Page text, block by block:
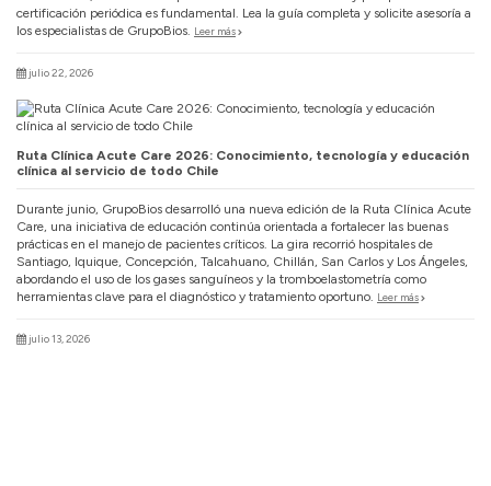
certificación periódica es fundamental. Lea la guía completa y solicite asesoría a
los especialistas de GrupoBios. Leer más
julio 22, 2026
Ruta Clínica Acute Care 2026: Conocimiento, tecnología y educación
clínica al servicio de todo Chile
Durante junio, GrupoBios desarrolló una nueva edición de la Ruta Clínica Acute
Care, una iniciativa de educación continúa orientada a fortalecer las buenas
prácticas en el manejo de pacientes críticos. La gira recorrió hospitales de
Santiago, Iquique, Concepción, Talcahuano, Chillán, San Carlos y Los Ángeles,
abordando el uso de los gases sanguíneos y la tromboelastometría como
herramientas clave para el diagnóstico y tratamiento oportuno. Leer más
julio 13, 2026